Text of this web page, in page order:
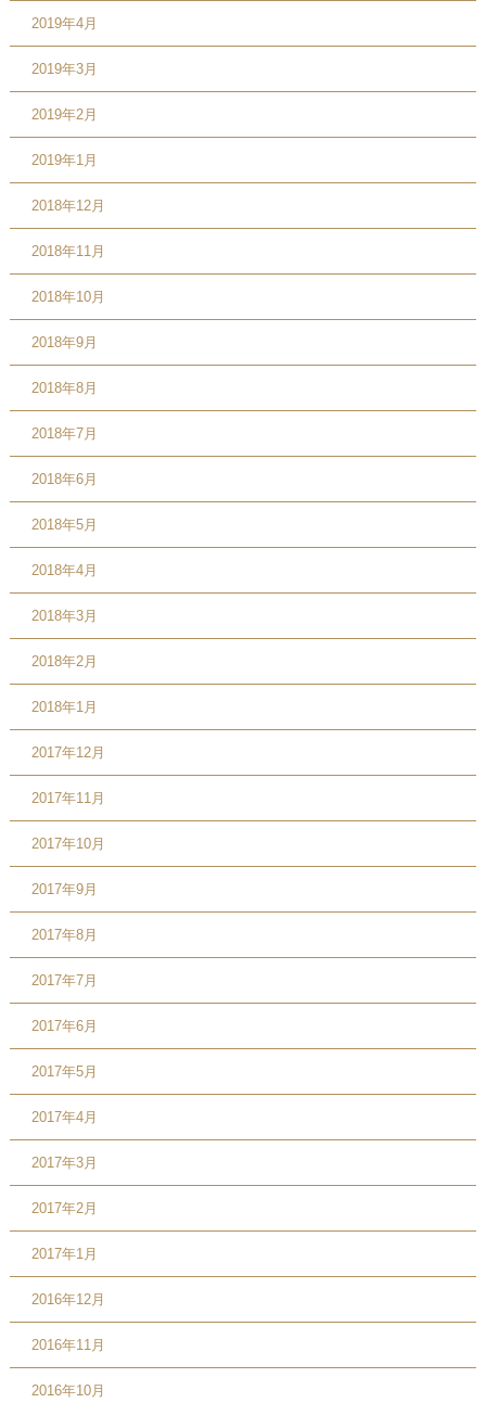
2019年4月
2019年3月
2019年2月
2019年1月
2018年12月
2018年11月
2018年10月
2018年9月
2018年8月
2018年7月
2018年6月
2018年5月
2018年4月
2018年3月
2018年2月
2018年1月
2017年12月
2017年11月
2017年10月
2017年9月
2017年8月
2017年7月
2017年6月
2017年5月
2017年4月
2017年3月
2017年2月
2017年1月
2016年12月
2016年11月
2016年10月